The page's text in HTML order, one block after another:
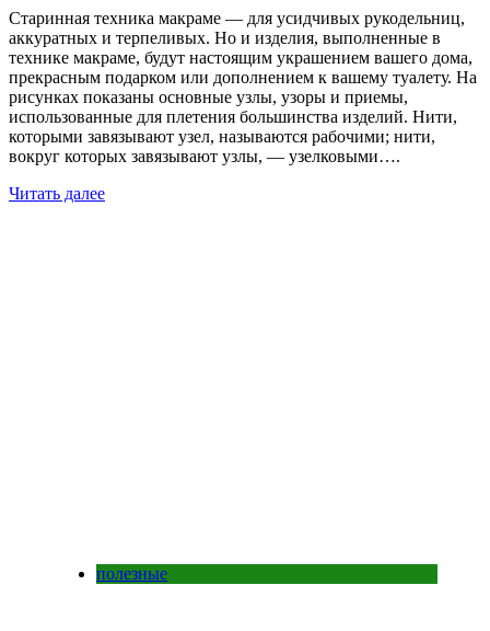
Старинная техника макраме — для усидчивых рукодельниц,
аккуратных и терпеливых. Но и изделия, выполненные в
технике макраме, будут настоящим украшением вашего дома,
прекрасным подарком или дополнением к вашему туалету. На
рисунках показаны основные узлы, узоры и приемы,
использованные для плетения большинства изделий. Нити,
которыми завязывают узел, называются рабочими; нити,
вокруг которых завязывают узлы, — узелковыми….
Читать далее
полезные